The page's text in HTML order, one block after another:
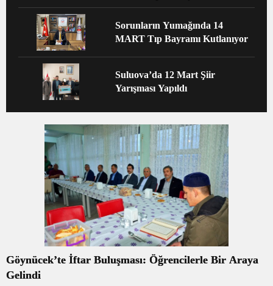
Sorunların Yumağında 14
MART Tıp Bayramı Kutlanıyor
Suluova’da 12 Mart Şiir
Yarışması Yapıldı
Göynücek’te İftar Buluşması: Öğrencilerle Bir Araya
Gelindi